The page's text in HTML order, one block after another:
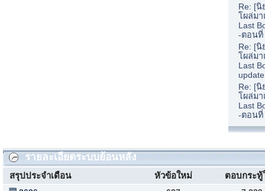
Re: [
โผล่มา
Last
-ตอนที่
Re: [
โผล่มา
Last
Re: [
โผล่มา
Last
-ตอนที่
รายละเอียดระบบย้อนหลัง
สรุปประจำเดือน หัวข้อใหม่ ตอบกระทู้